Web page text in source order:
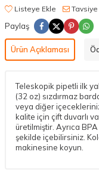
Listeye Ekle Tavsiye
Paylaş
Ürün Açıklaması
Teleskopik pipetli ilk
(32 oz) sızdırmaz
veya diğer
kalite için çift duvarlı
üretilmiştir. Ayrıca
şekilde içebilirsiniz.
makinesine koyun.